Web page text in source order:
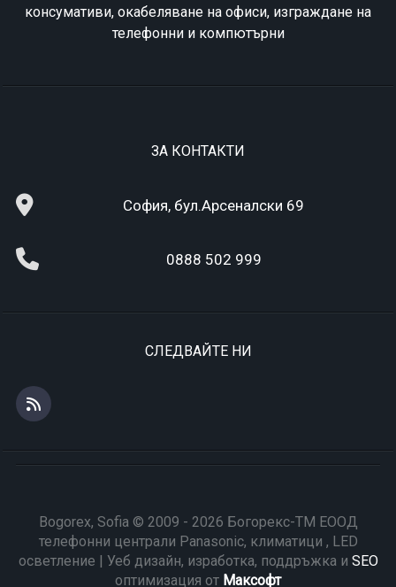
консумативи, окабеляване на офиси, изграждане на
телефонни и компютърни
ЗА КОНТАКТИ
София, бул.Арсеналски 69
0888 502 999
СЛЕДВАЙТЕ НИ
Bogorex, Sofia © 2009 - 2026 Богорекс-ТМ ЕООД
телефонни централи Panasonic, климатици , LED
осветление | Уеб дизайн, изработка, поддръжка и SEO
оптимизация от Максофт